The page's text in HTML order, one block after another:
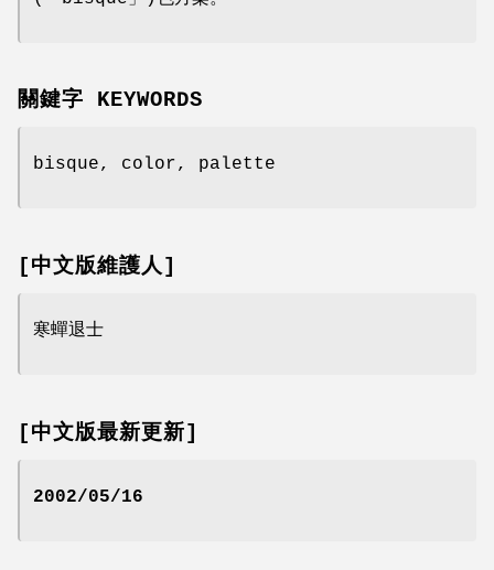
關鍵字 KEYWORDS
bisque, color, palette
[中文版維護人]
寒蟬退士
[中文版最新更新]
2002/05/16